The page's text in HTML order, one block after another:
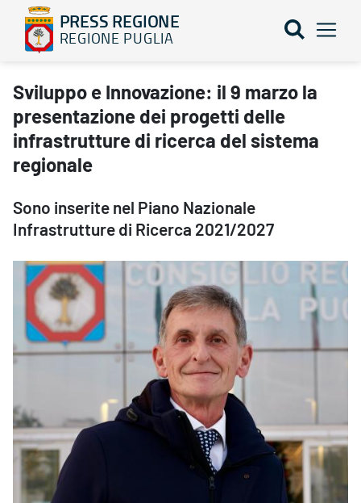
PRESS REGIONE
REGIONE PUGLIA
Sviluppo e Innovazione: il 9 marzo la presentazione dei progetti
Sviluppo e Innovazione: il 9 marzo la
presentazione dei progetti delle
infrastrutture di ricerca del sistema
regionale
Sono inserite nel Piano Nazionale
Infrastrutture di Ricerca 2021/2027